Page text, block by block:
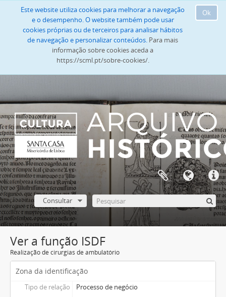
Ok
Este website utiliza cookies para melhorar a navegação
e o desempenho. O website também pode usar
cookies próprias ou de terceiros para analisar hábitos
de navegação e personalizar conteúdos. Para mais
informação sobre cookies aceda a
https://scml.pt/sobre-cookies/.
Consultar
Ver a função ISDF
Realização de cirurgias de ambulatório
Zona da identificação
Tipo de relação
Processo de negócio